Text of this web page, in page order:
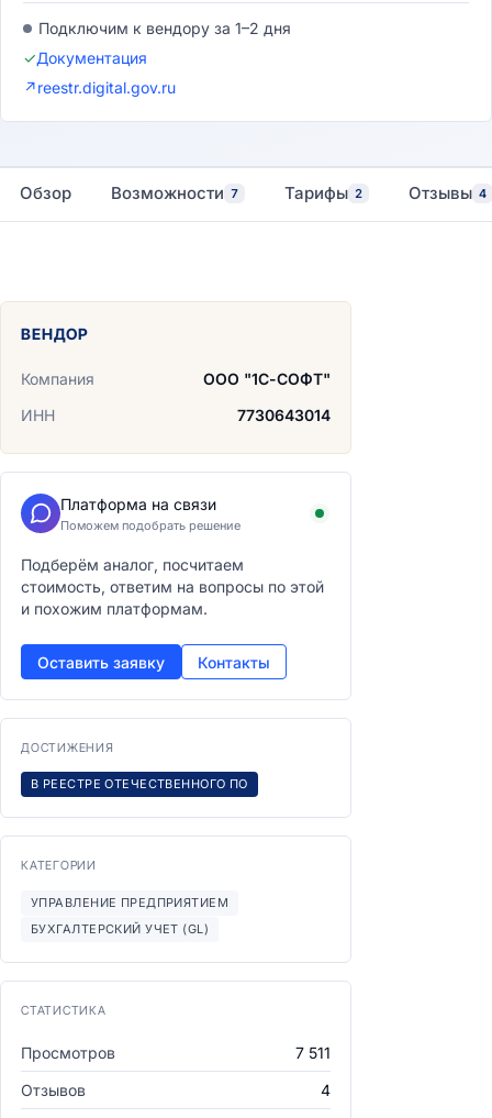
Подключим к вендору за 1–2 дня
✓Документация
↗reestr.digital.gov.ru
Обзор Возможности 7 Тарифы 2 Отзывы 4
ВЕНДОР
Компания
ООО "1С-СОФТ"
ИНН
7730643014
Платформа на связи
Поможем подобрать решение
Подберём аналог, посчитаем
стоимость, ответим на вопросы по этой
и похожим платформам.
Оставить заявку Контакты
ДОСТИЖЕНИЯ
В РЕЕСТРЕ ОТЕЧЕСТВЕННОГО ПО
КАТЕГОРИИ
УПРАВЛЕНИЕ ПРЕДПРИЯТИЕМ
БУХГАЛТЕРСКИЙ УЧЕТ (GL)
СТАТИСТИКА
Просмотров
7 511
Отзывов
4